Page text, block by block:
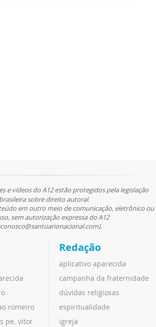
e vídeos do A12 estão protegidos pela legislação
brasileira sobre direito autoral.
em outro meio de comunicação, eletrônico ou
sem autorização expressa do A12
romeiro
pe. vitor
Redação
aplicativo aparecida
campanha da fraternidade
dúvidas religiosas
espiritualidade
igreja